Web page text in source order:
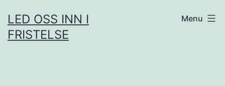
to
content
LED OSS INN I
FRISTELSE
Menu